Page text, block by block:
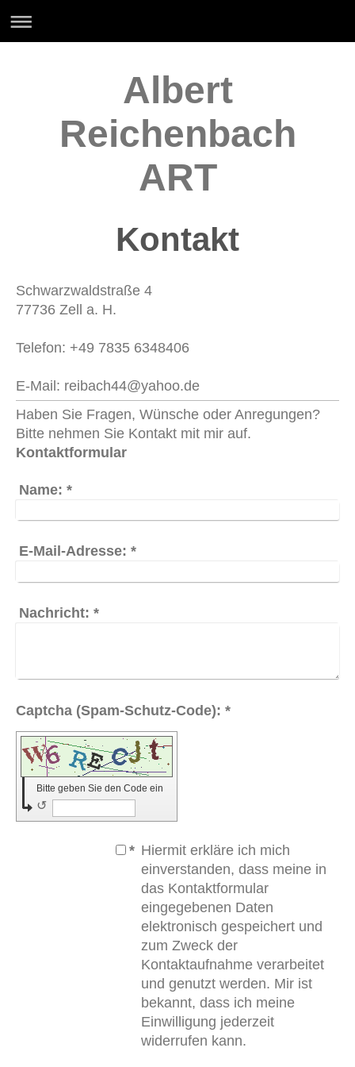
Albert
Reichenbach
ART
Kontakt
Schwarzwaldstraße 4
77736 Zell a. H.
Telefon: +49 7835 6348406
E-Mail: reibach44@yahoo.de
Haben Sie Fragen, Wünsche oder Anregungen?
Bitte nehmen Sie Kontakt mit mir auf.
Kontaktformular
Name: *
E-Mail-Adresse: *
Nachricht: *
Captcha (Spam-Schutz-Code): *
Bitte geben Sie den Code ein
↺
* Hiermit erkläre ich mich
einverstanden, dass meine in
das Kontaktformular
eingegebenen Daten
elektronisch gespeichert und
zum Zweck der
Kontaktaufnahme verarbeitet
und genutzt werden. Mir ist
bekannt, dass ich meine
Einwilligung jederzeit
widerrufen kann.